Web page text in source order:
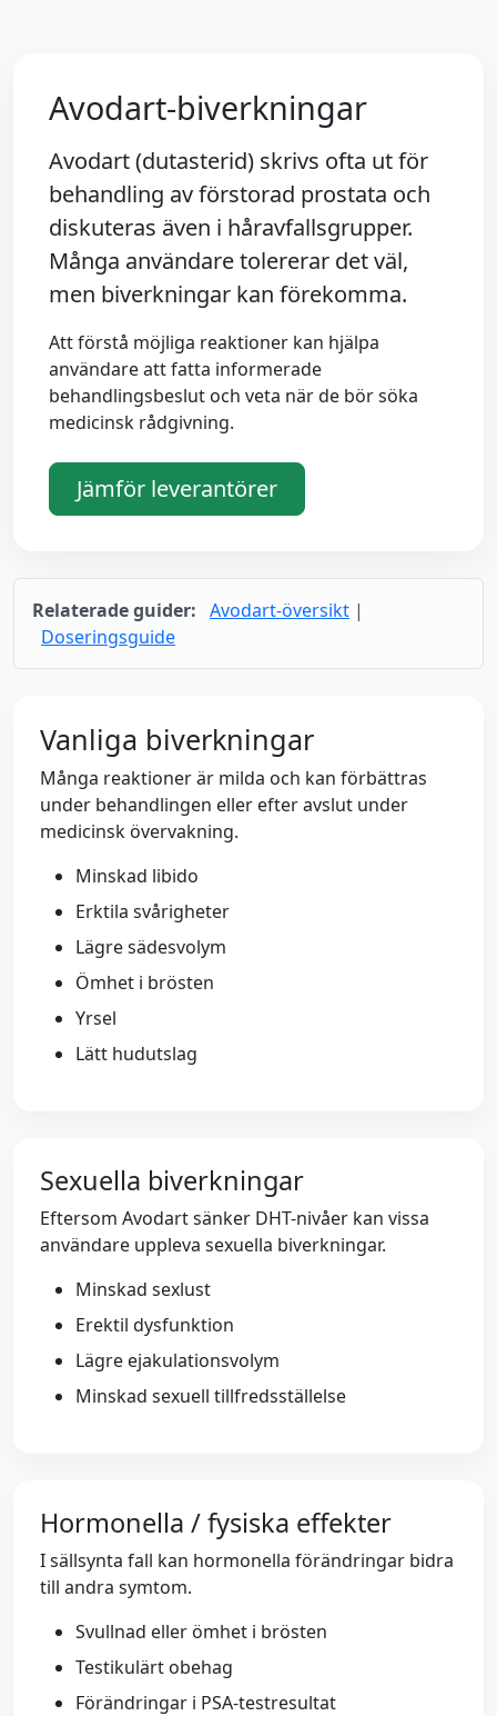
Avodart-biverkningar
Avodart (dutasterid) skrivs ofta ut för
behandling av förstorad prostata och
diskuteras även i håravfallsgrupper.
Många användare tolererar det väl,
men biverkningar kan förekomma.
Att förstå möjliga reaktioner kan hjälpa
användare att fatta informerade
behandlingsbeslut och veta när de bör söka
medicinsk rådgivning.
Jämför leverantörer
Relaterade guider: Avodart-översikt |
Doseringsguide
Vanliga biverkningar
Många reaktioner är milda och kan förbättras
under behandlingen eller efter avslut under
medicinsk övervakning.
Minskad libido
Erktila svårigheter
Lägre sädesvolym
Ömhet i brösten
Yrsel
Lätt hudutslag
Sexuella biverkningar
Eftersom Avodart sänker DHT-nivåer kan vissa
användare uppleva sexuella biverkningar.
Minskad sexlust
Erektil dysfunktion
Lägre ejakulationsvolym
Minskad sexuell tillfredsställelse
Hormonella / fysiska effekter
I sällsynta fall kan hormonella förändringar bidra
till andra symtom.
Svullnad eller ömhet i brösten
Testikulärt obehag
Förändringar i PSA-testresultat